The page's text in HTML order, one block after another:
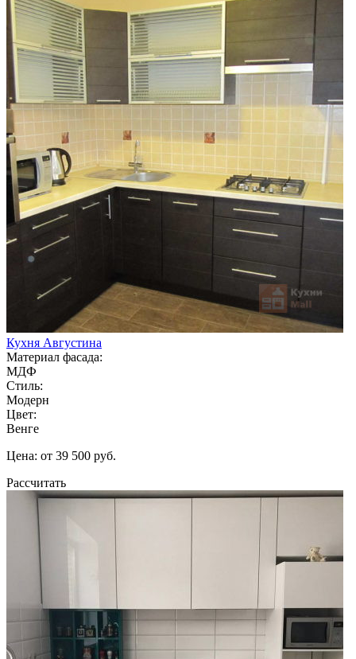
Кухня Августина
Материал фасада:
МДФ
Стиль:
Модерн
Цвет:
Венге
Цена: от 39 500 руб.
Рассчитать